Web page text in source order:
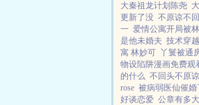
大秦祖龙计划陈尧
更新了没 不原谅不
一 爱情公寓开局被
是他未婚夫 技术穿
寓 林妙可 丫鬟被通
物设陷阱漫画免费观
的什么 不回头不原
rose 被病弱医仙催婚
好谈恋爱 公章有多大